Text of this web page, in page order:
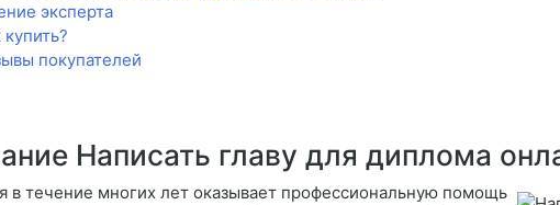
эксперта
купить?
покупателей
Написать главу для диплома
в течение многих лет оказывает профессиональную помощь